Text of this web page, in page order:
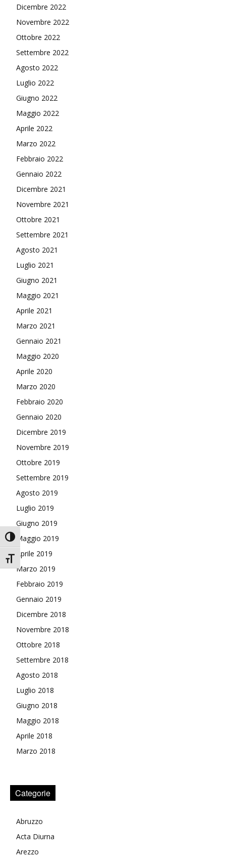
Attiva/disattiva alto contrasto
Attiva/disattiva dimensione testo
Dicembre 2022
Novembre 2022
Ottobre 2022
Settembre 2022
Agosto 2022
Luglio 2022
Giugno 2022
Maggio 2022
Aprile 2022
Marzo 2022
Febbraio 2022
Gennaio 2022
Dicembre 2021
Novembre 2021
Ottobre 2021
Settembre 2021
Agosto 2021
Luglio 2021
Giugno 2021
Maggio 2021
Aprile 2021
Marzo 2021
Gennaio 2021
Maggio 2020
Aprile 2020
Marzo 2020
Febbraio 2020
Gennaio 2020
Dicembre 2019
Novembre 2019
Ottobre 2019
Settembre 2019
Agosto 2019
Luglio 2019
Giugno 2019
Maggio 2019
Aprile 2019
Marzo 2019
Febbraio 2019
Gennaio 2019
Dicembre 2018
Novembre 2018
Ottobre 2018
Settembre 2018
Agosto 2018
Luglio 2018
Giugno 2018
Maggio 2018
Aprile 2018
Marzo 2018
Categorie
Abruzzo
Acta Diurna
Arezzo